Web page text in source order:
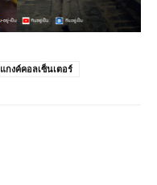
แกงค์คอลเซ็นเตอร์